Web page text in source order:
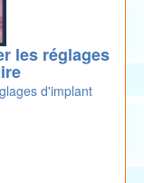
les réglages
d'implant